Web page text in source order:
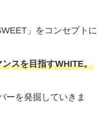
」をコンセプトに
スを目指すWHITE。
ーを発掘していきま